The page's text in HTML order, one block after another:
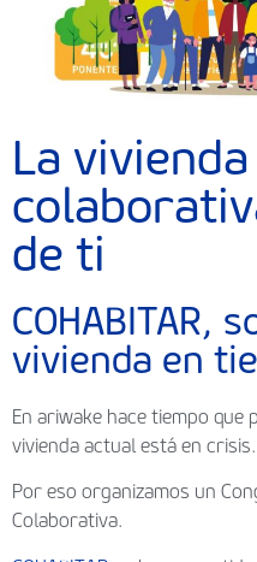
La vivienda
de ti
COHABITAR,
vivienda en
En ariwake hace tiempo que
vivienda actual está en crisis.
Por eso organizamos un
Colaborativa.